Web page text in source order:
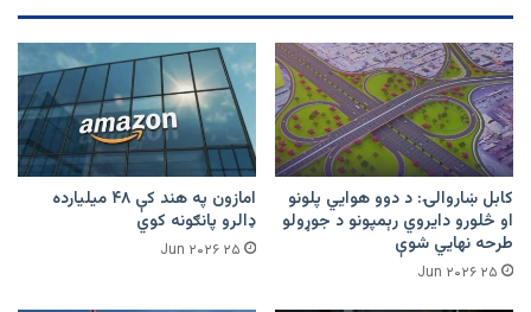
کابل ښاروالۍ: د دوو هوايي پلونو
او څلورو دایروي رېمپونو د جوړولو
طرحه نهایي شوې
۲۵ Jun ۲۰۲۶
امازون په هند کې ۴۸ میلیارده
ډالرو پانګونه کوي
۲۵ Jun ۲۰۲۶